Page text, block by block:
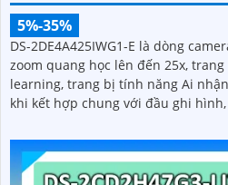
5%-35%
DS-2DE4A425IWG1-E là dòng
zoom quang học lên đến 25x,
learning, trang bị tính năng Ai
khi kết hợp chung với đầu ghi